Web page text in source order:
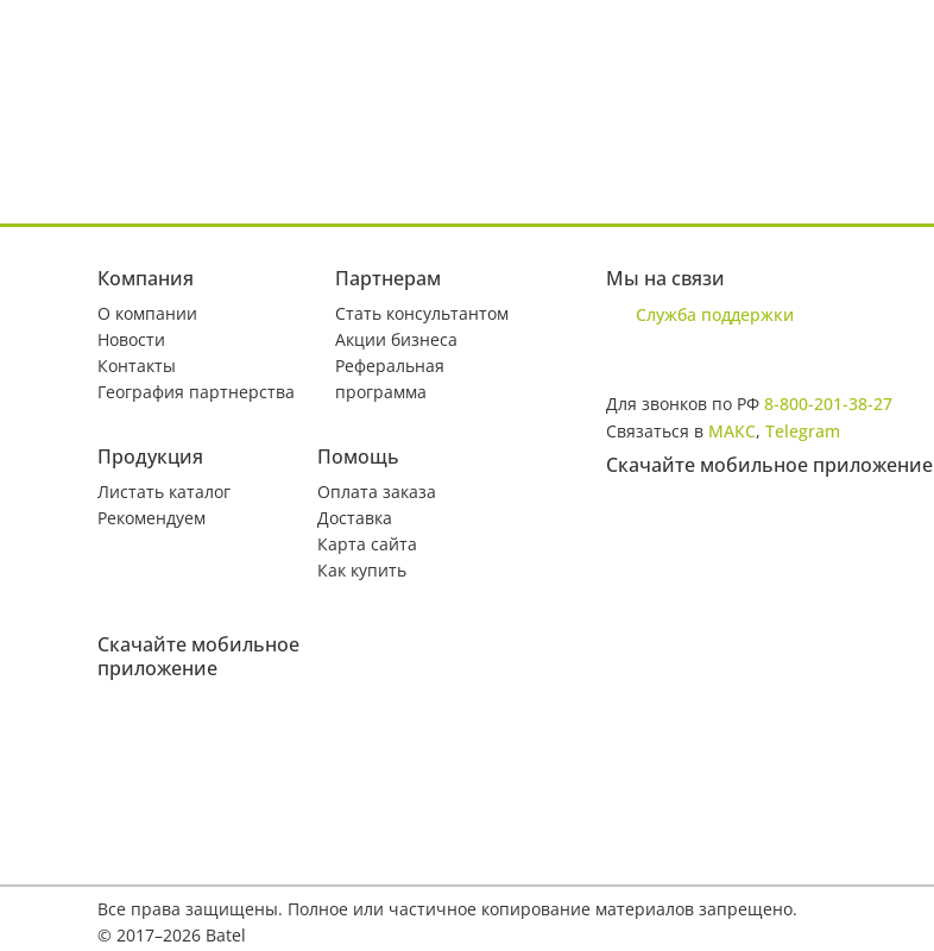
Компания
О компании
Новости
Контакты
География партнерства
Партнерам
Стать консультантом
Акции бизнеса
Реферальная
программа
Продукция
Листать каталог
Рекомендуем
Помощь
Оплата заказа
Доставка
Карта сайта
Как купить
Скачайте мобильное
приложение
Мы на связи
Служба поддержки
Для звонков по РФ 8-800-201-38-27
Связаться в МАКС, Telegram
Скачайте мобильное приложение
Все права защищены. Полное или частичное копирование материалов запрещено.
© 2017–2026 Batel